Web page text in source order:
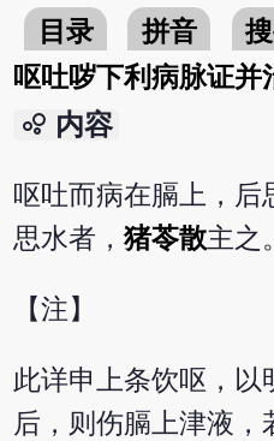
目录 拼音
呕吐哕下利病脉证并
bubble_chart 内容
呕吐而病在膈上，后
思水者，猪苓散主之。
【注】
此详申上条饮呕，以
后，则伤膈上津液，